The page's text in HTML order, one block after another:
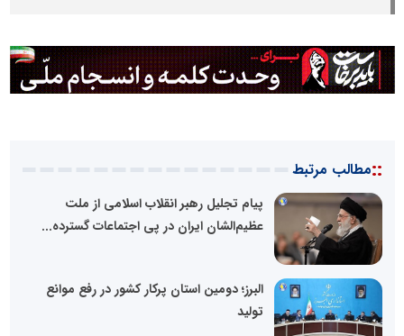
::مطالب مرتبط
پیام تجلیل رهبر انقلاب اسلامی از ملت
عظیم‌الشان ایران در پی اجتماعات گسترده...
البرز؛ دومین استان پرکار کشور در رفع موانع
تولید